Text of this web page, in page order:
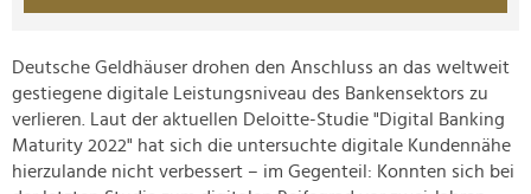
Deutsche Geldhäuser drohen den Anschluss an das weltweit
gestiegene digitale Leistungsniveau des Bankensektors zu
verlieren. Laut der aktuellen Deloitte-Studie "Digital Banking
Maturity 2022" hat sich die untersuchte digitale Kundennähe
hierzulande nicht verbessert – im Gegenteil: Konnten sich bei